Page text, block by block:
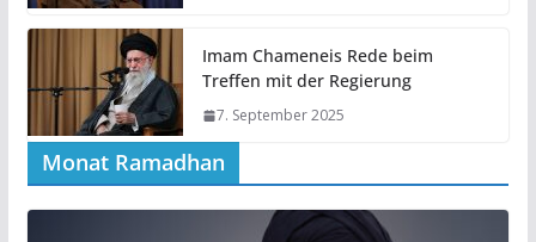
Imam Chameneis Rede beim
Treffen mit der Regierung
7. September 2025
Monat Ramadhan